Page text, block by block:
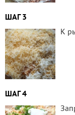
ШАГ 3
К
ШАГ 4